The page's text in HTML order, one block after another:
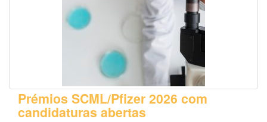
Prémios SCML/Pfizer 2026 com
candidaturas abertas